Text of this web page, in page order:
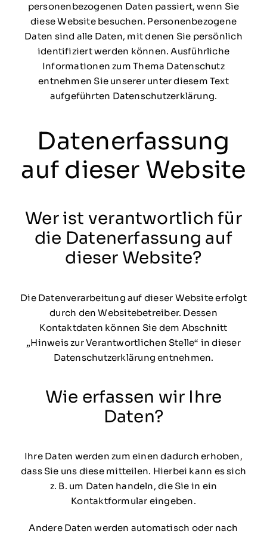
personenbezogenen Daten passiert, wenn Sie
diese Website besuchen. Personenbezogene
Daten sind alle Daten, mit denen Sie persönlich
identifiziert werden können. Ausführliche
Informationen zum Thema Datenschutz
entnehmen Sie unserer unter diesem Text
aufgeführten Datenschutzerklärung.
Datenerfassung
auf dieser Website
Wer ist verantwortlich für
die Datenerfassung auf
dieser Website?
Die Datenverarbeitung auf dieser Website erfolgt
durch den Websitebetreiber. Dessen
Kontaktdaten können Sie dem Abschnitt
„Hinweis zur Verantwortlichen Stelle“ in dieser
Datenschutzerklärung entnehmen.
Wie erfassen wir Ihre
Daten?
Ihre Daten werden zum einen dadurch erhoben,
dass Sie uns diese mitteilen. Hierbei kann es sich
z. B. um Daten handeln, die Sie in ein
Kontaktformular eingeben.
Andere Daten werden automatisch oder nach